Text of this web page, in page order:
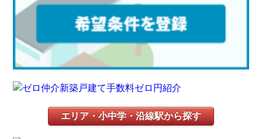
エリア・小中学・沿線駅から探す